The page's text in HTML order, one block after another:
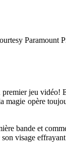
Paramount
jeu vidéo!
magie opère
bande et
visage